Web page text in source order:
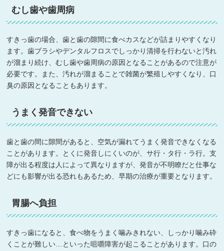
むし歯や歯周病
すきっ歯の場合、歯と歯の隙間に食べカスなどが詰まりやすくなり
ます。歯ブラシやデンタルフロスでしっかり清掃を行わないと汚れ
が溜まり続け、むし歯や歯周病の原因となることがあるので注意が
必要です。また、汚れが溜まることで雑菌が繁殖しやすくなり、口
臭の原因となることもあります。
うまく発音できない
歯と歯の間に隙間があると、空気が漏れてうまく発音できなくなる
ことがあります。とくに発音しにくいのが、サ行・タ行・ラ行。支
障が出る程度は人によって異なりますが、発音が不明瞭だと仕事な
どにも影響が出る恐れもあるため、早期の治療が重要となります。
胃腸へ負担
すきっ歯になると、食べ物をうまく噛みきれない、しっかり噛み砕
くことが難しい…といった咀嚼障害が起こることがあります。口の